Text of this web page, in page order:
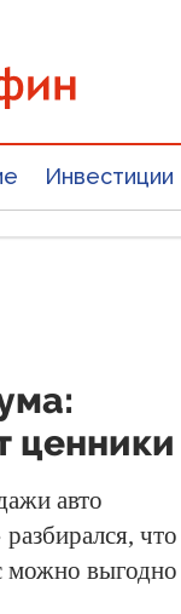
Инвестиции
ценники
авто
что
можно выгодно